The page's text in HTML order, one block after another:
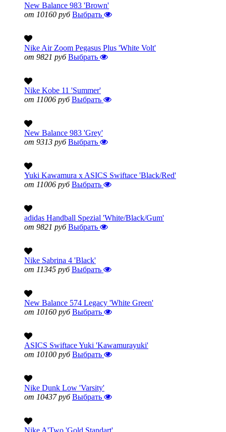
New Balance 983 'Brown'
от 10160 руб Выбрать
Nike Air Zoom Pegasus Plus 'White Volt'
от 9821 руб Выбрать
Nike Kobe 11 'Summer'
от 11006 руб Выбрать
New Balance 983 'Grey'
от 9313 руб Выбрать
Yuki Kawamura x ASICS Swiftace 'Black/Red'
от 11006 руб Выбрать
adidas Handball Spezial 'White/Black/Gum'
от 9821 руб Выбрать
Nike Sabrina 4 'Black'
от 11345 руб Выбрать
New Balance 574 Legacy 'White Green'
от 10160 руб Выбрать
ASICS Swiftace Yuki 'Kawamurayuki'
от 10100 руб Выбрать
Nike Dunk Low 'Varsity'
от 10437 руб Выбрать
Nike A'Two 'Gold Standart'